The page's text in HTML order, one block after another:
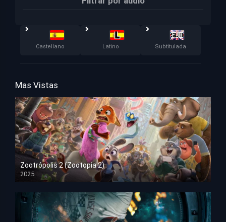
Castellano Latino Subtitulada
Mas Vistas
Zootrópolis 2 (Zootopia 2)
2025
HD 1080p